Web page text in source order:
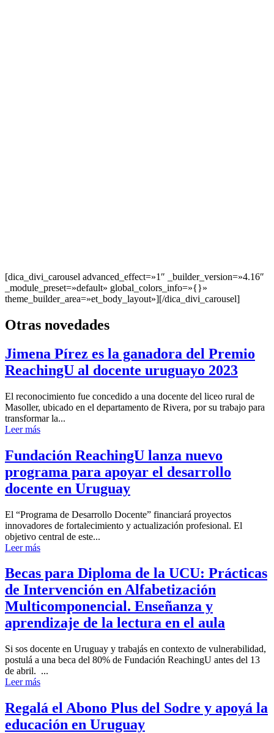
[dica_divi_carousel advanced_effect=»1″ _builder_version=»4.16″
_module_preset=»default» global_colors_info=»{}»
theme_builder_area=»et_body_layout»][/dica_divi_carousel]
Otras novedades
Jimena Pírez es la ganadora del Premio
ReachingU al docente uruguayo 2023
El reconocimiento fue concedido a una docente del liceo rural de
Masoller, ubicado en el departamento de Rivera, por su trabajo para
transformar la...
Leer más
Fundación ReachingU lanza nuevo
programa para apoyar el desarrollo
docente en Uruguay
El “Programa de Desarrollo Docente” financiará proyectos
innovadores de fortalecimiento y actualización profesional. El
objetivo central de este...
Leer más
Becas para Diploma de la UCU: Prácticas
de Intervención en Alfabetización
Multicomponencial. Enseñanza y
aprendizaje de la lectura en el aula
Si sos docente en Uruguay y trabajás en contexto de vulnerabilidad,
postulá a una beca del 80% de Fundación ReachingU antes del 13
de abril. ...
Leer más
Regalá el Abono Plus del Sodre y apoyá la
educación en Uruguay